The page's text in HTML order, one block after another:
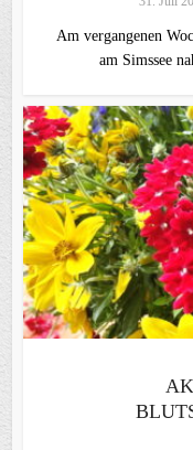
Am vergangenen
am Simssee